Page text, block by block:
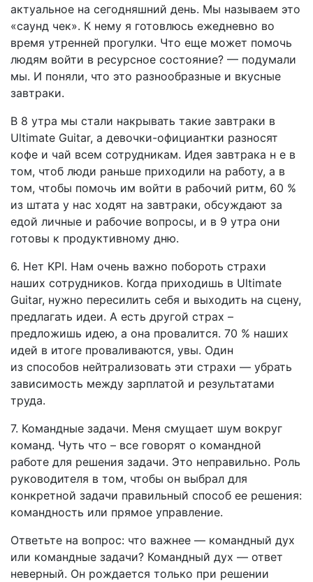
актуальное на сегодняшний день. Мы называем это
«саунд чек». К нему я готовлюсь ежедневно во
время утренней прогулки. Что еще может помочь
людям войти в ресурсное состояние? — подумали
мы. И поняли, что это разнообразные и вкусные
завтраки.
В 8 утра мы стали накрывать такие завтраки в
Ultimate Guitar, а девочки-официантки разносят
кофе и чай всем сотрудникам. Идея завтрака н е в
том, чтоб люди раньше приходили на работу, а в
том, чтобы помочь им войти в рабочий ритм, 60 %
из штата у нас ходят на завтраки, обсуждают за
едой личные и рабочие вопросы, и в 9 утра они
готовы к продуктивному дню.
6. Нет KPI. Нам очень важно побороть страхи
наших сотрудников. Когда приходишь в Ultimate
Guitar, нужно пересилить себя и выходить на сцену,
предлагать идеи. А есть другой страх –
предложишь идею, а она провалится. 70 % наших
идей в итоге проваливаются, увы. Один
из способов нейтрализовать эти страхи — убрать
зависимость между зарплатой и результатами
труда.
7. Командные задачи. Меня смущает шум вокруг
команд. Чуть что – все говорят о командной
работе для решения задачи. Это неправильно. Роль
руководителя в том, чтобы он выбрал для
конкретной задачи правильный способ ее решения:
командность или прямое управление.
Ответьте на вопрос: что важнее — командный дух
или командные задачи? Командный дух — ответ
неверный. Он рождается только при решении